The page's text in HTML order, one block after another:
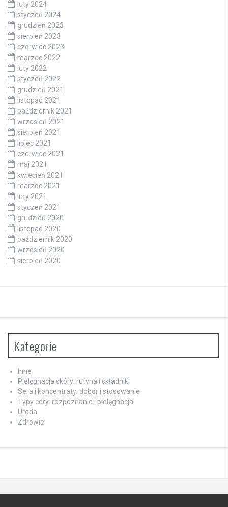
luty 2024
styczeń 2024
grudzień 2023
sierpień 2023
czerwiec 2023
marzec 2022
luty 2022
styczeń 2022
grudzień 2021
listopad 2021
październik 2021
wrzesień 2021
sierpień 2021
lipiec 2021
czerwiec 2021
maj 2021
kwiecień 2021
marzec 2021
luty 2021
styczeń 2021
grudzień 2020
listopad 2020
październik 2020
wrzesień 2020
sierpień 2020
Kategorie
Inne
Pielęgnacja skóry: rutyna i składniki
Sera i koncentraty: dobór i stosowanie
Typy cery: rozpoznanie i pielęgnacja
Uroda
Zdrowie